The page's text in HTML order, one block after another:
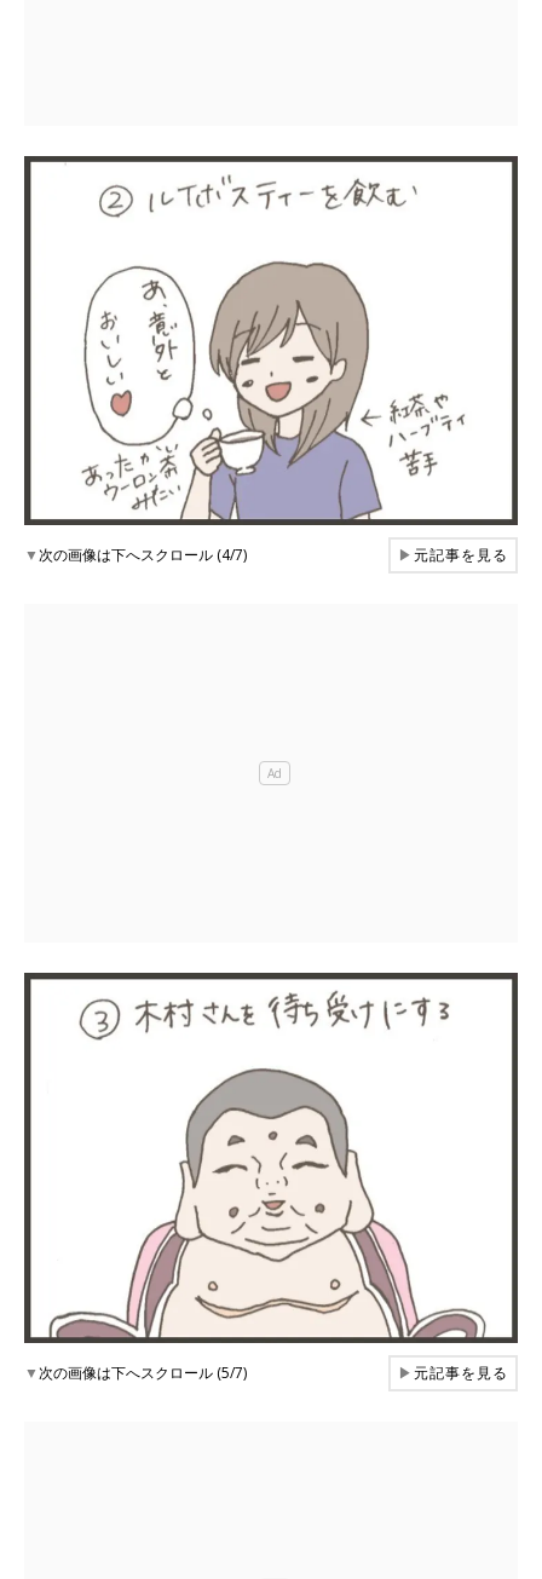
▼次の画像は下へスクロール (4/7) ▶元記事を見る
▼次の画像は下へスクロール (5/7) ▶元記事を見る